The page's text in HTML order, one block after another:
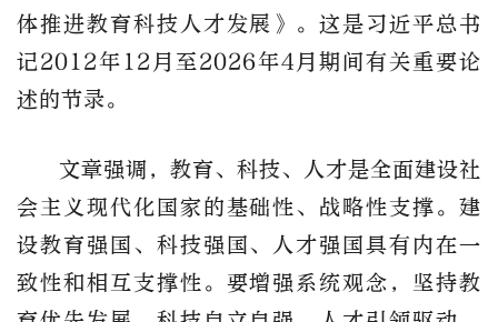
体推进教育科技人才发展》。这是习近平总书
记2012年12月至2026年4月期间有关重要论
述的节录。
文章强调，教育、科技、人才是全面建设社
会主义现代化国家的基础性、战略性支撑。建
设教育强国、科技强国、人才强国具有内在一
致性和相互支撑性。要增强系统观念，坚持教